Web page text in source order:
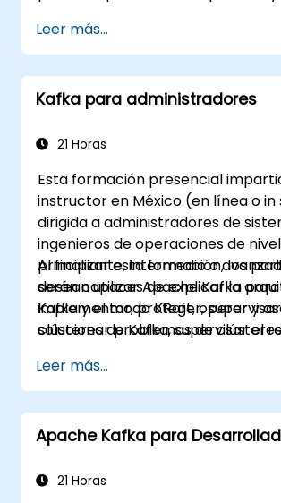
rendimiento. Si tiene requisitos más
específicos (por ejemplo, solo la
administración de sistemas), este
puede adaptar para mejor
Leer más...
Kafka para administradores
21 Horas
Esta formación presencial
instructor en México (en línea o
dirigida a administradores de
ingenieros de operaciones de nivel
principiante, intermedio o
desean utilizar Apache Kafka para
implementar, proteger,
solucionar problemas de
Al finalizar esta formación, los
serán capaces de explicar la
Kafka y el modo KRaft, operar y
clústeres de Kafka, supervisar el
comunes en producción.
Leer más...
Apache Kafka para
21 Horas